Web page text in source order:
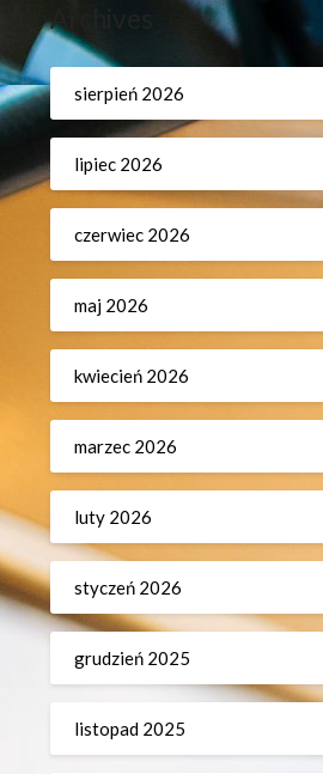
Archives
sierpień 2026
lipiec 2026
czerwiec 2026
maj 2026
kwiecień 2026
marzec 2026
luty 2026
styczeń 2026
grudzień 2025
listopad 2025